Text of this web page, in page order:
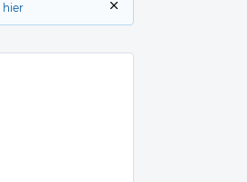
hier